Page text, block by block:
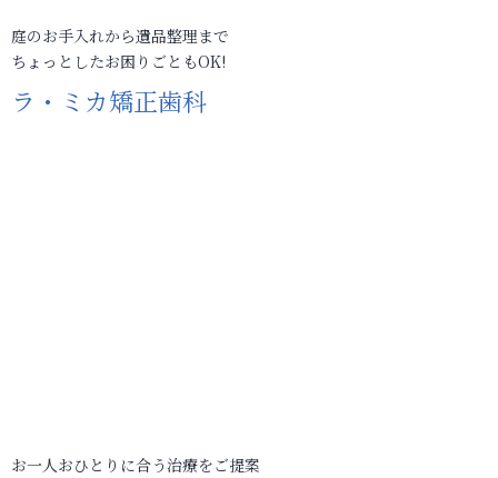
庭のお手入れから遺品整理まで
ちょっとしたお困りごともOK!
ラ・ミカ矯正歯科
お一人おひとりに合う治療をご提案